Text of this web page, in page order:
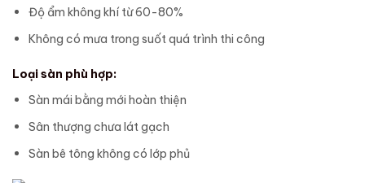
Độ ẩm không khí từ 60-80%
Không có mưa trong suốt quá trình thi công
Loại sàn phù hợp:
Sàn mái bằng mới hoàn thiện
Sân thượng chưa lát gạch
Sàn bê tông không có lớp phủ